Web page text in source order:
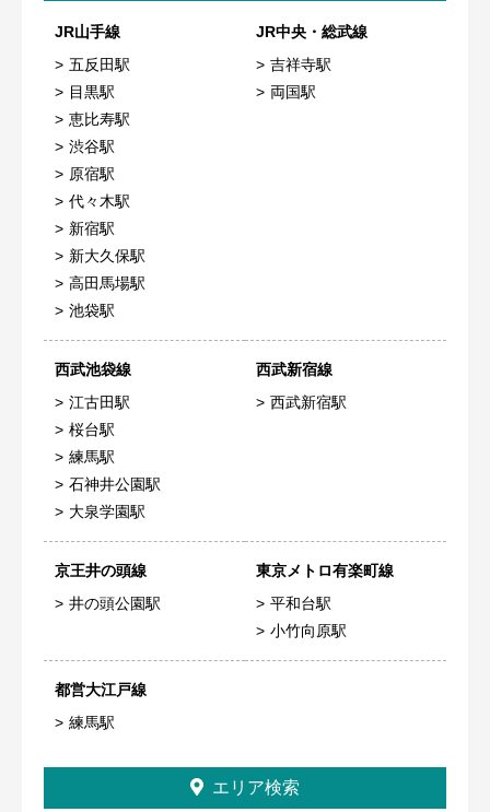
JR山手線
五反田駅
目黒駅
恵比寿駅
渋谷駅
原宿駅
代々木駅
新宿駅
新大久保駅
高田馬場駅
池袋駅
JR中央・総武線
吉祥寺駅
両国駅
西武池袋線
江古田駅
桜台駅
練馬駅
石神井公園駅
大泉学園駅
西武新宿線
西武新宿駅
京王井の頭線
井の頭公園駅
東京メトロ有楽町線
平和台駅
小竹向原駅
都営大江戸線
練馬駅
エリア検索